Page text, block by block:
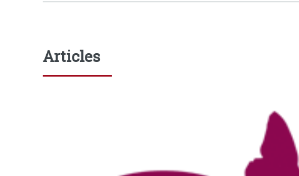
Articles